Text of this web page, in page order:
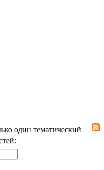
один тематический